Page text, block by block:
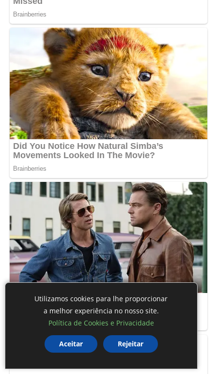
Utilizamos cookies para lhe proporcionar
a melhor experiência no nosso site.
Política de Cookies e Privacidade
Aceitar Rejeitar